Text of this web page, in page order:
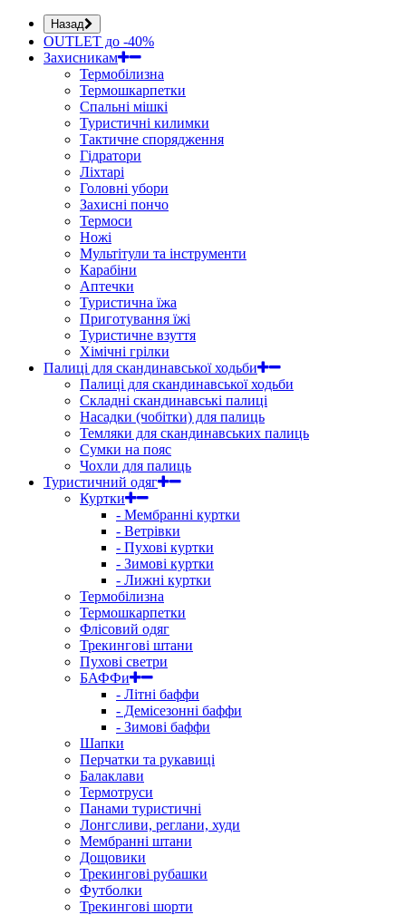
Назад
OUTLET до -40%
Захисникам
Термобілизна
Термошкарпетки
Спальні мішкі
Туристичні килимки
Тактичне спорядження
Гідратори
Ліхтарі
Головні убори
Захисні пончо
Термоси
Ножі
Мультітули та інструменти
Карабіни
Аптечки
Туристична їжа
Приготування їжі
Туристичне взуття
Хімічні грілки
Палиці для скандинавської ходьби
Палиці для скандинавської ходьби
Складні скандинавські палиці
Насадки (чобітки) для палиць
Темляки для скандинавських палиць
Сумки на пояс
Чохли для палиць
Туристичний одяг
Куртки
- Мембранні куртки
- Ветрівки
- Пухові куртки
- Зимові куртки
- Лижні куртки
Термобілизна
Термошкарпетки
Флісовий одяг
Трекингові штани
Пухові светри
БАФФи
- Літні баффи
- Демісезонні баффи
- Зимові баффи
Шапки
Перчатки та рукавиці
Балаклави
Термотруси
Панами туристичні
Лонгсливи, реглани, худи
Мембранні штани
Дощовики
Трекингові рубашки
Футболки
Трекингові шорти